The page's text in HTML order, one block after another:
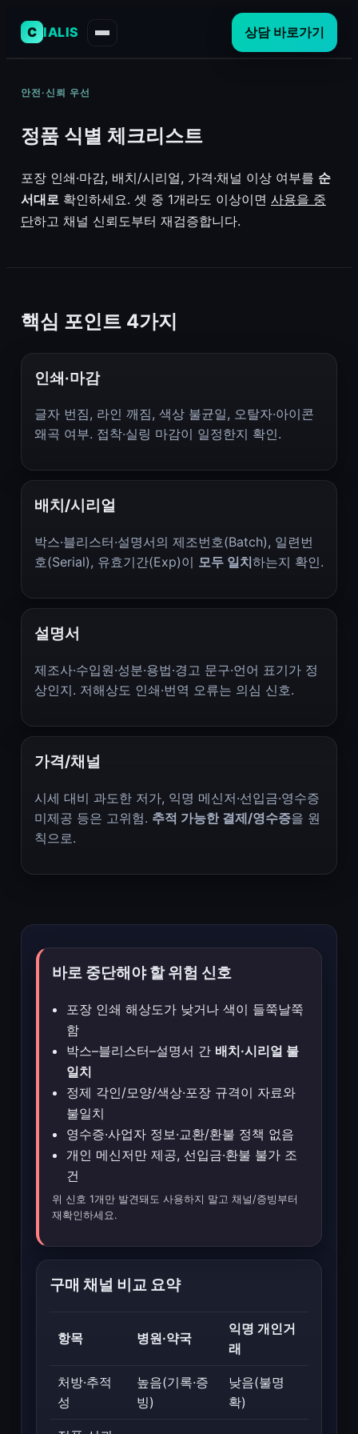
C IALIS 상담 바로가기
안전·신뢰 우선
정품 식별 체크리스트
포장 인쇄·마감, 배치/시리얼, 가격·채널 이상 여부를 순
서대로 확인하세요. 셋 중 1개라도 이상이면 사용을 중
단하고 채널 신뢰도부터 재검증합니다.
핵심 포인트 4가지
인쇄·마감
글자 번짐, 라인 깨짐, 색상 불균일, 오탈자·아이콘
왜곡 여부. 접착·실링 마감이 일정한지 확인.
배치/시리얼
박스·블리스터·설명서의 제조번호(Batch), 일련번
호(Serial), 유효기간(Exp)이 모두 일치하는지 확인.
설명서
제조사·수입원·성분·용법·경고 문구·언어 표기가 정
상인지. 저해상도 인쇄·번역 오류는 의심 신호.
가격/채널
시세 대비 과도한 저가, 익명 메신저·선입금·영수증
미제공 등은 고위험. 추적 가능한 결제/영수증을 원
칙으로.
바로 중단해야 할 위험 신호
포장 인쇄 해상도가 낮거나 색이 들쭉날쭉
함
박스–블리스터–설명서 간 배치·시리얼 불
일치
정제 각인/모양/색상·포장 규격이 자료와
불일치
영수증·사업자 정보·교환/환불 정책 없음
개인 메신저만 제공, 선입금·환불 불가 조
건
위 신호 1개만 발견돼도 사용하지 말고 채널/증빙부터
재확인하세요.
구매 채널 비교 요약
항목 병원·약국
익명 개인거
래
처방·추적
성
높음(기록·증
빙)
낮음(불명
확)